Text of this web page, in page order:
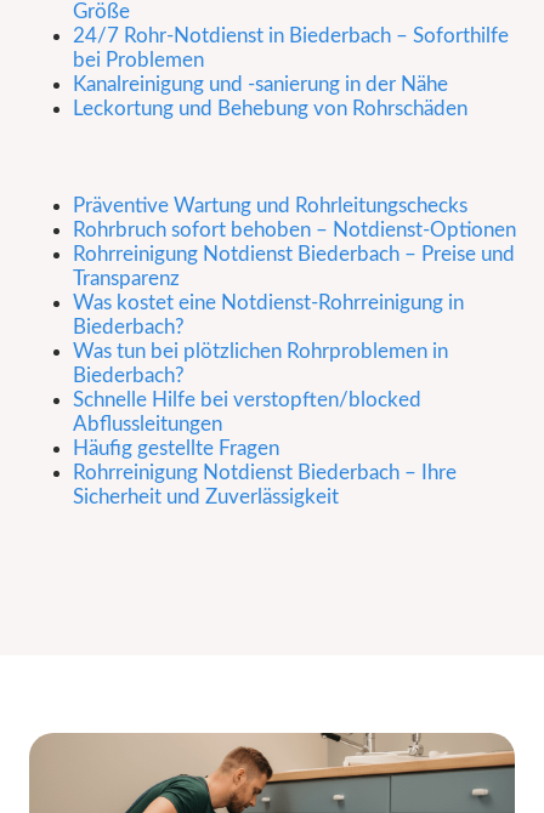
Größe
24/7 Rohr-Notdienst in Biederbach – Soforthilfe
bei Problemen
Kanalreinigung und -sanierung in der Nähe
Leckortung und Behebung von Rohrschäden
Präventive Wartung und Rohrleitungschecks
Rohrbruch sofort behoben – Notdienst-Optionen
Rohrreinigung Notdienst Biederbach – Preise und
Transparenz
Was kostet eine Notdienst-Rohrreinigung in
Biederbach?
Was tun bei plötzlichen Rohrproblemen in
Biederbach?
Schnelle Hilfe bei verstopften/blocked
Abflussleitungen
Häufig gestellte Fragen
Rohrreinigung Notdienst Biederbach – Ihre
Sicherheit und Zuverlässigkeit